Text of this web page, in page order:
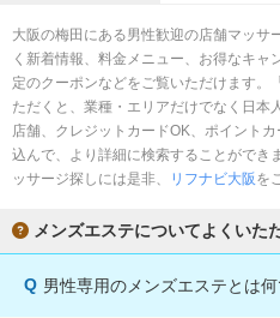
2名様歓迎
完全個室
ペアルームあり
専用駐車場あり
大阪の梅田にある男性歓迎の店舗マッサ
く新着情報、料金メニュー、お得なキャ
定のクーポンなどをご覧いただけます。
ただくと、業種・エリアだけでなく日本
店舗、クレジットカードOK、ポイント
込んで、より詳細に検索することができ
ッサージ探しには是非、
リフナビ大阪 を
メンズエステについてよくいた
Q 男性専用のメンズエステとは何